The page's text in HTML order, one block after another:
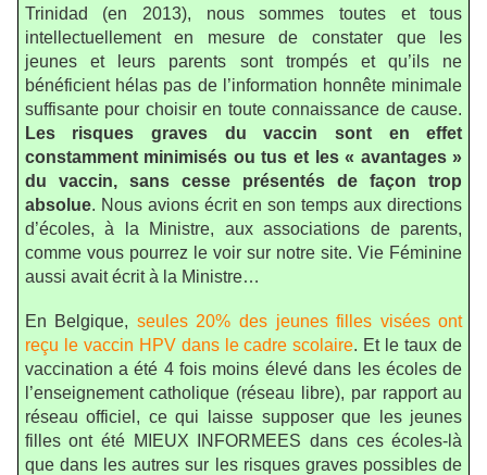
Trinidad (en 2013), nous sommes toutes et tous
intellectuellement en mesure de constater que les
jeunes et leurs parents sont trompés et qu’ils ne
bénéficient hélas pas de l’information honnête minimale
suffisante pour choisir en toute connaissance de cause.
Les risques graves du vaccin sont en effet
constamment minimisés ou tus et les « avantages »
du vaccin, sans cesse présentés de façon trop
absolue. Nous avions écrit en son temps aux directions
d’écoles, à la Ministre, aux associations de parents,
comme vous pourrez le voir sur notre site. Vie Féminine
aussi avait écrit à la Ministre…
En Belgique, seules 20% des jeunes filles visées ont
reçu le vaccin HPV dans le cadre scolaire. Et le taux de
vaccination a été 4 fois moins élevé dans les écoles de
l’enseignement catholique (réseau libre), par rapport au
réseau officiel, ce qui laisse supposer que les jeunes
filles ont été MIEUX INFORMEES dans ces écoles-là
que dans les autres sur les risques graves possibles de